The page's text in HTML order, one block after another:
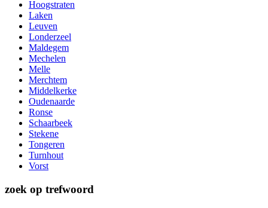
Hoogstraten
Laken
Leuven
Londerzeel
Maldegem
Mechelen
Melle
Merchtem
Middelkerke
Oudenaarde
Ronse
Schaarbeek
Stekene
Tongeren
Turnhout
Vorst
zoek op trefwoord